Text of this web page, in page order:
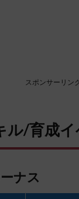
スポンサーリン
ル/育成イ
ナス